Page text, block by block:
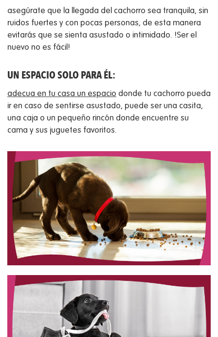
asegúrate que la llegada del cachorro sea tranquila, sin
ruidos fuertes y con pocas personas, de esta manera
evitarás que se sienta asustado o intimidado. !Ser el
nuevo no es fácil!
UN ESPACIO SOLO PARA ÉL:
adecua en tu casa un espacio donde tu cachorro pueda
ir en caso de sentirse asustado, puede ser una casita,
una caja o un pequeño rincón donde encuentre su
cama y sus juguetes favoritos.